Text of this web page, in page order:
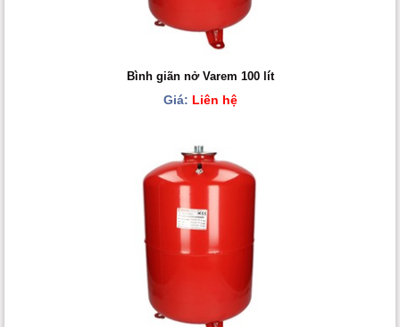
Bình giãn nở Varem 100 lít
Giá: Liên hệ